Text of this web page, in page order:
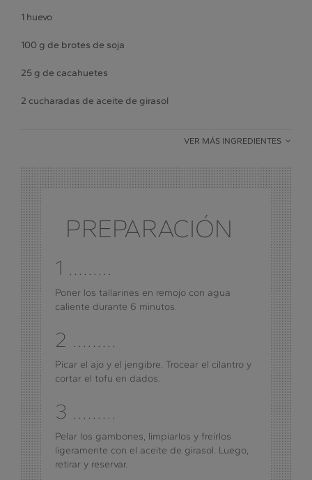
1 huevo
100 g de brotes de soja
25 g de cacahuetes
2 cucharadas de aceite de girasol
VER MÁS INGREDIENTES
PREPARACIÓN
1 .........
Poner los tallarines en remojo con agua
caliente durante 6 minutos.
2 .........
Picar el ajo y el jengibre. Trocear el cilantro y
cortar el tofu en dados.
3 .........
Pelar los gambones, limpiarlos y freírlos
ligeramente con el aceite de girasol. Luego,
retirar y reservar.